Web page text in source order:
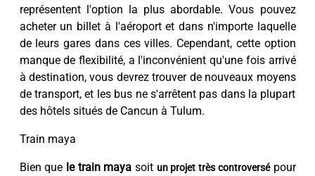
représentent l'option la plus abordable. Vous pouvez
acheter un billet à l'aéroport et dans n'importe laquelle
de leurs gares dans ces villes. Cependant, cette option
manque de flexibilité, a l'inconvénient qu'une fois arrivé
à destination, vous devrez trouver de nouveaux moyens
de transport, et les bus ne s'arrêtent pas dans la plupart
des hôtels situés de Cancun à Tulum.
Train maya
Bien que le train maya soit un projet très controversépour